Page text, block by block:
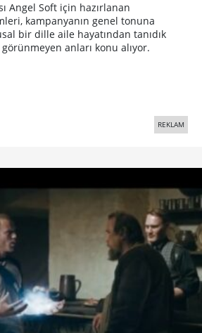
Angel Soft için hazırlanan
kampanyanın genel tonuna
bir dille aile hayatından tanıdık
anları konu alıyor.
REKLAM